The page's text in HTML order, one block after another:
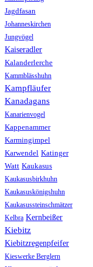
Jagdfasan
Johanneskirchen
Jungvögel
Kaiseradler
Kalanderlerche
Kammblässhuhn
Kampfläufer
Kanadagans
Kanarienvogel
Kappenammer
Karmingimpel
Karwendel Katinger
Watt Kaukasus
Kaukasusbirkhuhn
Kaukasuskönigshuhn
Kaukasussteinschmätzer
Kelbra Kernbeißer
Kiebitz
Kiebitzregenpfeifer
Kieswerke Berglern